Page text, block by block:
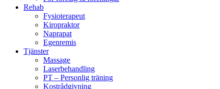
Rehab
Fysioterapeut
Kiropraktor
Naprapat
Egenremis
Tjänster
Massage
Laserbehandling
PT – Personlig träning
Kostrådgivning